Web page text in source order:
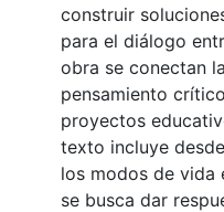
construir
para el diálogo
obra se conectan
pensamiento
proyectos
texto incluye
los modos de vida
se busca dar